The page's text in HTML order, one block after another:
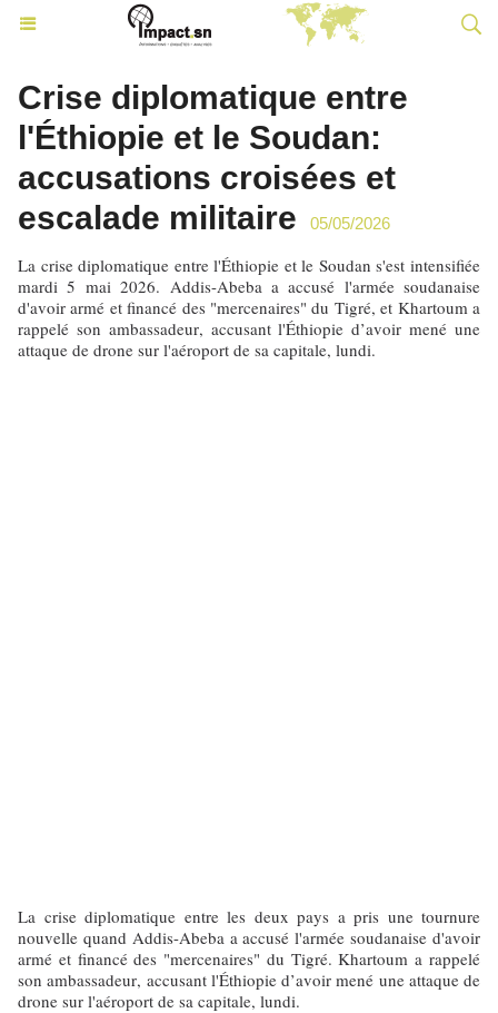
Crise diplomatique entre
l'Éthiopie et le Soudan:
accusations croisées et
escalade militaire
05/05/2026
La crise diplomatique entre l'Éthiopie et le Soudan s'est intensifiée
mardi 5 mai 2026. Addis-Abeba a accusé l'armée soudanaise
d'avoir armé et financé des "mercenaires" du Tigré, et Khartoum a
rappelé son ambassadeur, accusant l'Éthiopie d’avoir mené une
attaque de drone sur l'aéroport de sa capitale, lundi.
La crise diplomatique entre les deux pays a pris une tournure
nouvelle quand Addis-Abeba a accusé l'armée soudanaise d'avoir
armé et financé des "mercenaires" du Tigré. Khartoum a rappelé
son ambassadeur, accusant l'Éthiopie d’avoir mené une attaque de
drone sur l'aéroport de sa capitale, lundi.